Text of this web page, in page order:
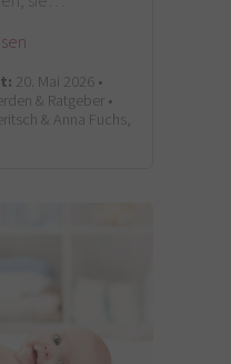
20. Mai 2026 •
& Ratgeber •
& Anna Fuchs,